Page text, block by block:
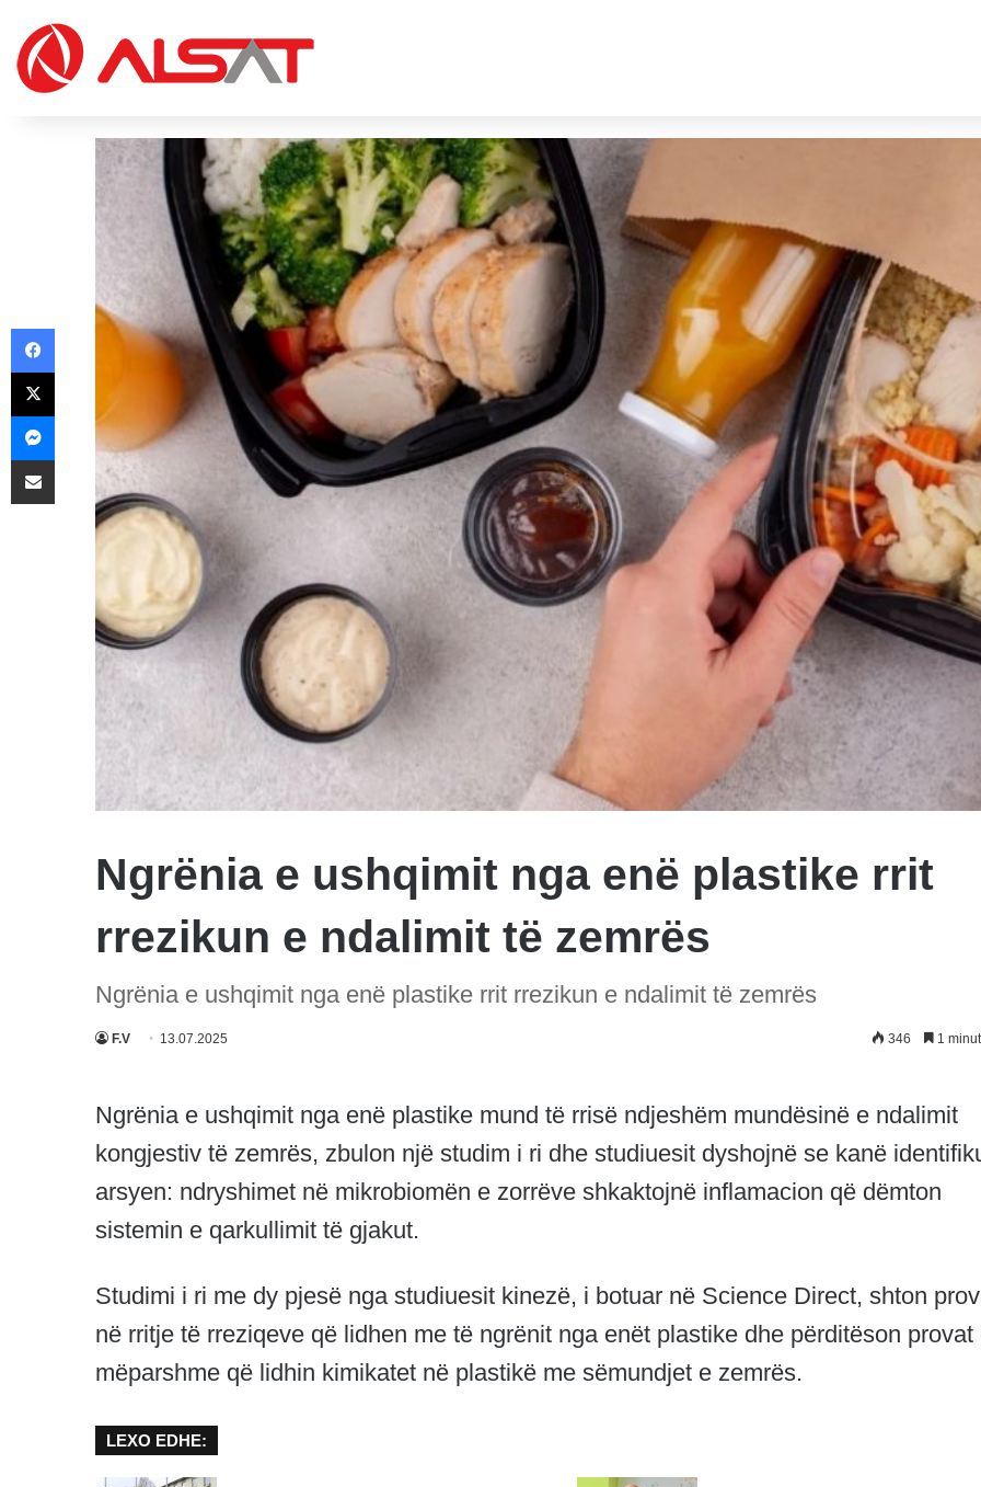
Ngrënia e ushqimit nga enë plastike rrit
rrezikun e ndalimit të zemrës
Ngrënia e ushqimit nga enë plastike rrit rrezikun e ndalimit të zemrës
F.V 13.07.2025 346 1
Ngrënia e ushqimit nga enë plastike mund të rrisë ndjeshëm mundësinë e ndalimit
kongjestiv të zemrës, zbulon një studim i ri dhe studiuesit dyshojnë se kanë
arsyen: ndryshimet në mikrobiomën e zorrëve shkaktojnë inflamacion që dëmton
sistemin e qarkullimit të gjakut.
Studimi i ri me dy pjesë nga studiuesit kinezë, i botuar në Science Direct, shton
në rritje të rreziqeve që lidhen me të ngrënit nga enët plastike dhe përditëson provat
mëparshme që lidhin kimikatet në plastikë me sëmundjet e zemrës.
LEXO EDHE:
Facebook
X
Messenger
Share via Email